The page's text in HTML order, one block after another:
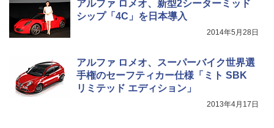
アルファ ロメオ、新型2シーターミッド
シップ「4C」を日本導入
2014年5月28日
アルファ ロメオ、スーパーバイク世界選
手権のセーフティカー仕様「ミト SBK
リミテッド エディション」
2013年4月17日